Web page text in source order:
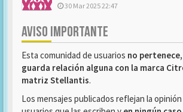
30 Mar 2025 22:47
AVISO IMPORTANTE
Esta comunidad de usuarios no
guarda relación alguna con la marca
matriz Stellantis.
Los mensajes publicados reflejan la